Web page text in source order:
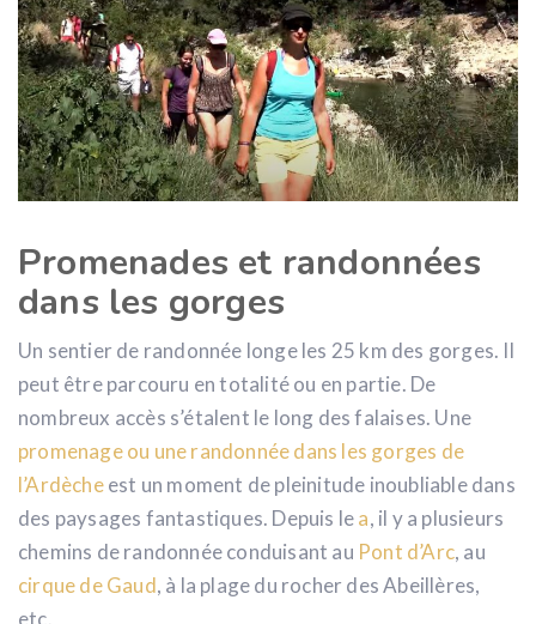
Promenades et randonnées
dans les gorges
Un sentier de randonnée longe les 25 km des gorges. Il
peut être parcouru en totalité ou en partie. De
nombreux accès s’étalent le long des falaises. Une
promenage ou une randonnée dans les gorges de
l’Ardècheest un moment de pleinitude inoubliable dans
des paysages fantastiques. Depuis lea, il y a plusieurs
chemins de randonnée conduisant au Pont d’Arc, au
cirque de Gaud, à la plage du rocher des Abeillères,
etc.